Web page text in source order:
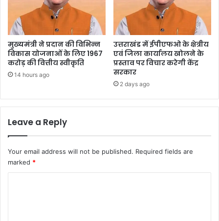
मुख्यमंत्री ने प्रदान की विभिन्न
विकास योजनाओं के लिए 1967
करोड़ की वित्तीय स्वीकृति
14 hours ago
उत्तराखंड में ईपीएफओ के क्षेत्रीय
एवं जिला कार्यालय खोलने के
प्रस्ताव पर विचार करेगी केंद्र
सरकार
2 days ago
Leave a Reply
Your email address will not be published. Required fields are
marked *